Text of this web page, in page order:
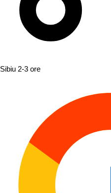
Sibiu 2-3 ore